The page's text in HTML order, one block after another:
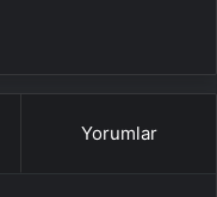
Yorumlar